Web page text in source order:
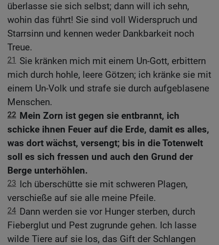
überlasse sie sich selbst; dann will ich sehn,
wohin das führt! Sie sind voll Widerspruch und
Starrsinn und kennen weder Dankbarkeit noch
Treue.
21 Sie kränken mich mit einem Un-Gott, erbittern
mich durch hohle, leere Götzen; ich kränke sie mit
einem Un-Volk und strafe sie durch aufgeblasene
Menschen.
22 Mein Zorn ist gegen sie entbrannt, ich
schicke ihnen Feuer auf die Erde, damit es alles,
was dort wächst, versengt; bis in die Totenwelt
soll es sich fressen und auch den Grund der
Berge unterhöhlen.
23 Ich überschütte sie mit schweren Plagen,
verschieße auf sie alle meine Pfeile.
24 Dann werden sie vor Hunger sterben, durch
Fieberglut und Pest zugrunde gehen. Ich lasse
wilde Tiere auf sie los, das Gift der Schlangen